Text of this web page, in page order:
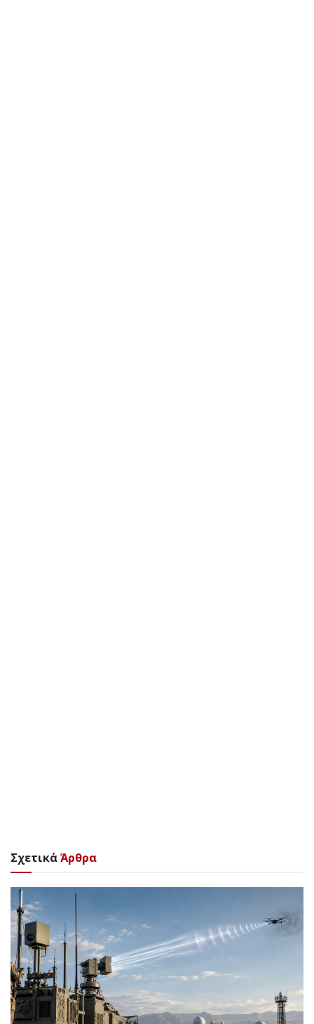
ΣχετικάΆρθρα